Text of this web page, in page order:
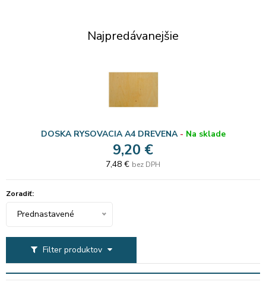
Najpredávanejšie
DOSKA RYSOVACIA A4 DREVENA- Na sklade
9,20 €
7,48 € bez DPH
Filter produktov
Zoradiť:
Prednastavené